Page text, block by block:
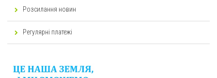
Розсилання новин
Регулярні платежі